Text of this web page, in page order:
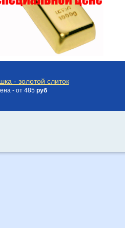
- золотой слиток
- от 485 руб